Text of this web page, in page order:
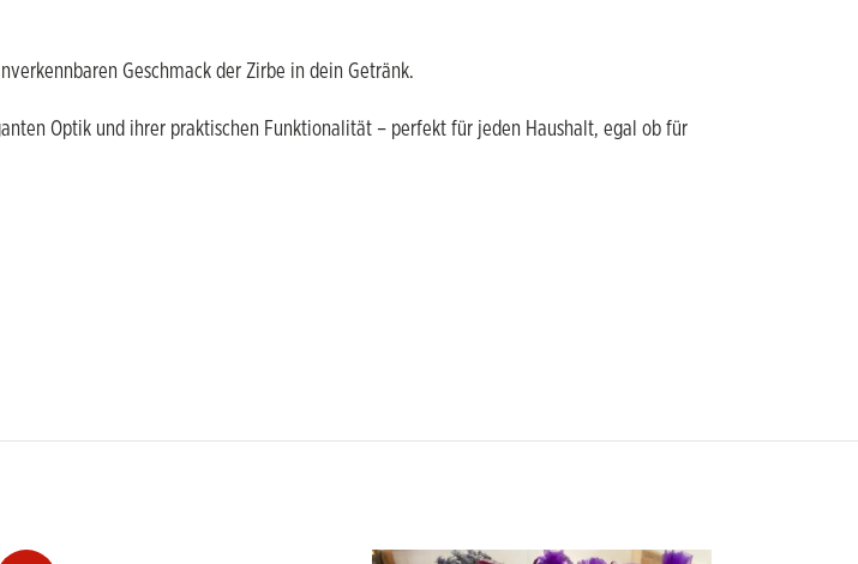
Geschmack der Zirbe in dein Getränk.
Optik und ihrer praktischen Funktionalität – perfekt für jeden Haushalt, egal ob für